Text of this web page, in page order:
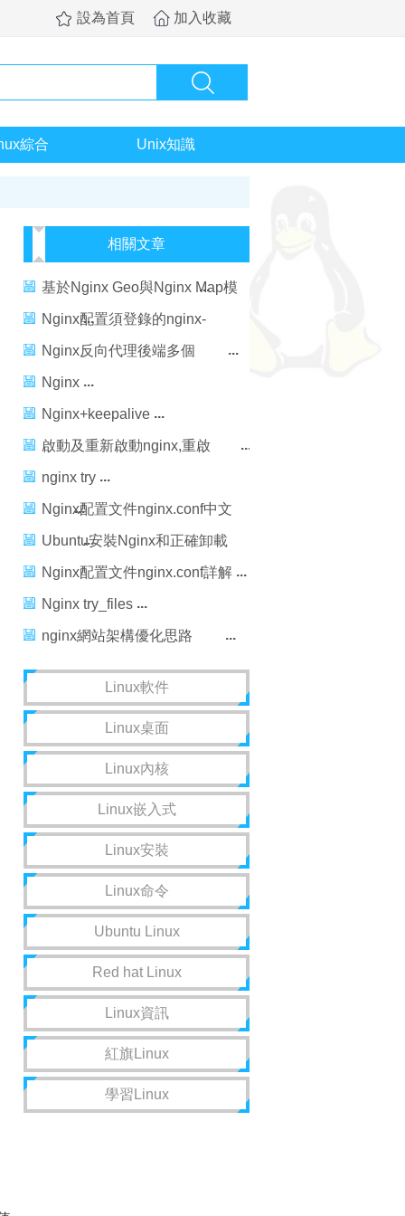
設為首頁 加入收藏
綜合 Unix知識
相關文章
基於Nginx Geo與Nginx Map模
塊進行Nginx白名單配置
Nginx配置須登錄的nginx-
status
Nginx反向代理後端多個
Tomcat、Nginx+PHP服務器
（Nginx的代理和負載功能）
Nginx
Nginx+keepalive
啟動及重新啟動nginx,重啟
nginx後丟失nginx.pid問題解決
nginx try
Nginx配置文件nginx.conf中文
詳解
Ubuntu安裝Nginx和正確卸載
Nginx
Nginx配置文件nginx.conf詳解
Nginx try_files
nginx網站架構優化思路
（原），nginx架構優化思路
Linux軟件
Linux桌面
Linux內核
Linux嵌入式
Linux安裝
Linux命令
Ubuntu Linux
Red hat Linux
Linux資訊
紅旗Linux
學習Linux